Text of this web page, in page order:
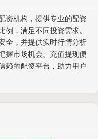
资机构，提供专业的配资
，满足不同投资需求。
全，并提供实时行情分析
握市场机会。充值提现便
赖的配资平台，助力用户